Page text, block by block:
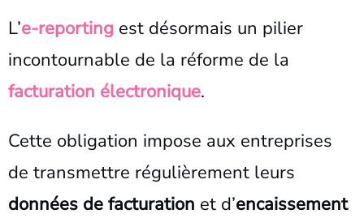
L’e-reporting est désormais un pilier
incontournable de la réforme de la
facturation électronique.
Cette obligation impose aux entreprises
de transmettre régulièrement leurs
données de facturation et d’encaissement